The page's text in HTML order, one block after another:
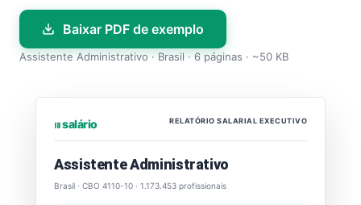
Baixar PDF de exemplo
Assistente Administrativo · Brasil · 6 páginas · ~50 KB
⏐⏐⏐ salário RELATÓRIO SALARIAL EXECUTIVO
Assistente Administrativo
Brasil · CBO 4110-10 · 1.173.453 profissionais